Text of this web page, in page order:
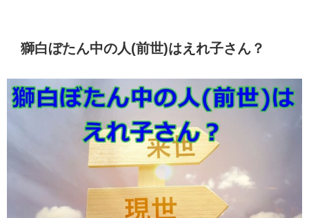
獅白ぼたん中の人(前世)はえれ子さん？